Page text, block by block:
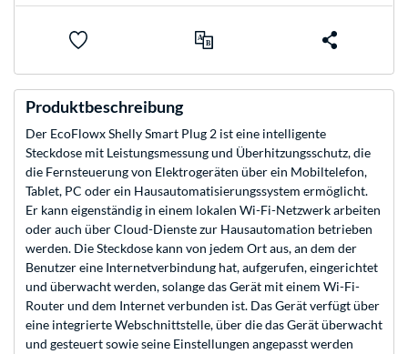
Produktbeschreibung
Der EcoFlowx Shelly Smart Plug 2 ist eine intelligente
Steckdose mit Leistungsmessung und Überhitzungsschutz, die
die Fernsteuerung von Elektrogeräten über ein Mobiltelefon,
Tablet, PC oder ein Hausautomatisierungssystem ermöglicht.
Er kann eigenständig in einem lokalen Wi-Fi-Netzwerk arbeiten
oder auch über Cloud-Dienste zur Hausautomation betrieben
werden. Die Steckdose kann von jedem Ort aus, an dem der
Benutzer eine Internetverbindung hat, aufgerufen, eingerichtet
und überwacht werden, solange das Gerät mit einem Wi-Fi-
Router und dem Internet verbunden ist. Das Gerät verfügt über
eine integrierte Webschnittstelle, über die das Gerät überwacht
und gesteuert sowie seine Einstellungen angepasst werden